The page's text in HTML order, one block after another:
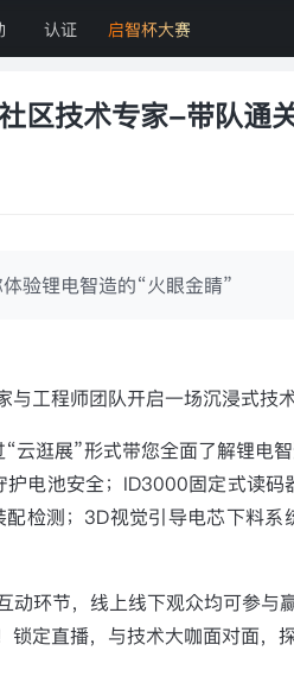
认证 启智杯大赛
区技术专家-带队通
验锂电智造的“火眼金睛”
工程师团队开启一场沉浸式技术
云逛展”形式带您全面了解锂电
电池安全；ID3000固定式读
检测；3D视觉引导电芯下料
环节，线上线下观众均可参与
定直播，与技术大咖面对面，